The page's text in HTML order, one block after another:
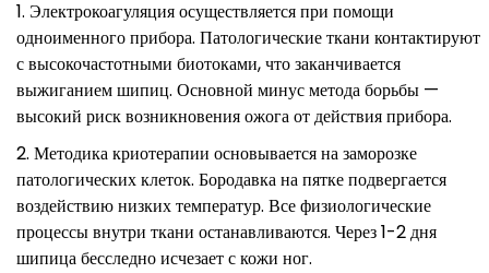
Электрокоагуляция осуществляется при помощи
одноименного прибора. Патологические ткани контактируют
с высокочастотными биотоками, что заканчивается
выжиганием шипиц. Основной минус метода борьбы —
высокий риск возникновения ожога от действия прибора.
Методика криотерапии основывается на заморозке
патологических клеток. Бородавка на пятке подвергается
воздействию низких температур. Все физиологические
процессы внутри ткани останавливаются. Через 1-2 дня
шипица бесследно исчезает с кожи ног.